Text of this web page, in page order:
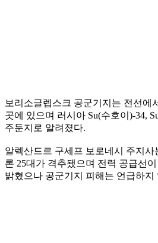
보리소글렙스크 공군기지는 전선에
곳에 있으며 러시아 Su(수호이)-34,
주둔지로 알려졌다.
알렉산드르 구세프 보로네시 주지사
론 25대가 격추됐으며 전력 공급선
밝혔으나 공군기지 피해는 언급하지